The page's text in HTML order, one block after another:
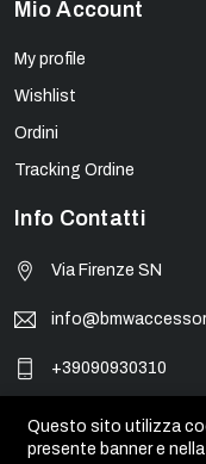
Mio Account
My profile
Wishlist
Ordini
Tracking Ordine
Info Contatti
Via Firenze SN
+39090930310
© BMW Accessori -
Questo sito utilizza
presente banner e